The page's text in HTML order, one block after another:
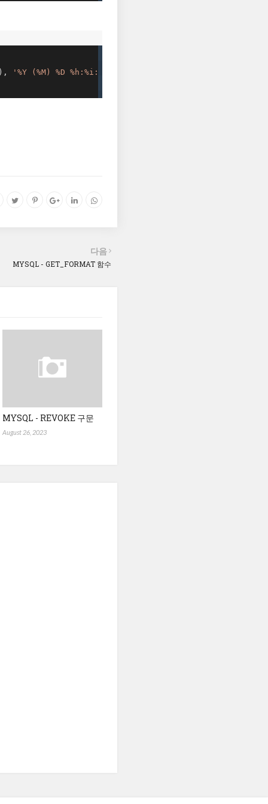
'%Y (%M) %D %h:%i:%s'
다음
MYSQL - GET_FORMAT 함수
MYSQL - REVOKE 구문
August 26, 2023